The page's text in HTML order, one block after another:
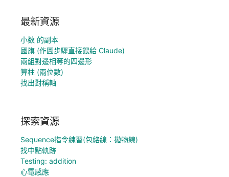
最新資源
小数 的副本
國旗 (作圖步驟直接餵給 Claude)
兩組對邊相等的四邊形
算柱 (兩位數)
找出對稱軸
探索資源
Sequence指令練習(包絡線：拋物線)
找中點軌跡
Testing: addition
心電感應